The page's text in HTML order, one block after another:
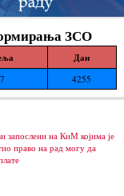
ЗСО
Дан
4255
запослени на КиМ којима је
право на рад могу да